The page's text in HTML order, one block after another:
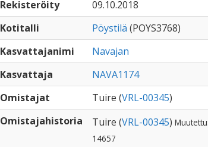
Rekisteröity
09.10.2018
Kotitalli
Pöystilä (POYS3768)
Kasvattajanimi
Navajan
Kasvattaja
NAVA1174
Omistajat
Tuire (VRL-00345)
Omistajahistoria
Tuire (VRL-00345)
14657